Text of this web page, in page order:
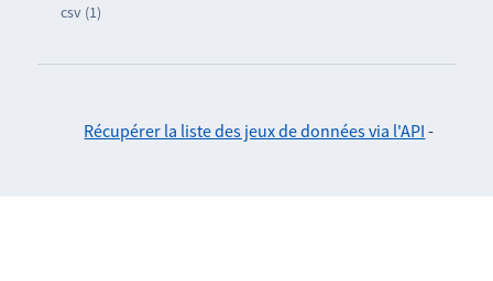
csv (1)
Récupérer la liste des jeux de données via l'API -